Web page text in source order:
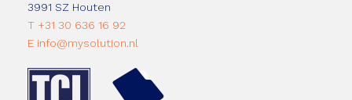
3991 SZ Houten
T +31 30 636 16 92
E info@mysolution.nl